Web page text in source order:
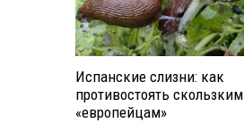
Испанские слизни: как
противостоять скользким
«европейцам»